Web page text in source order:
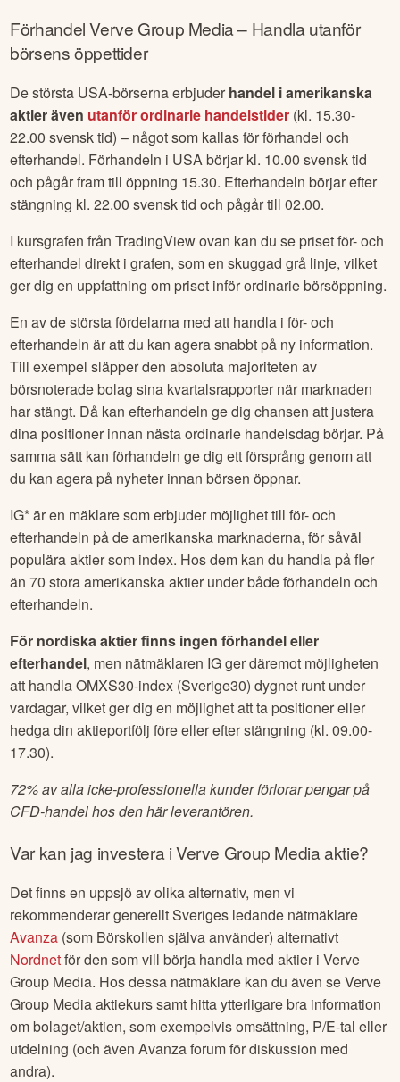
FörhandelVerve Group Media– Handla utanför
börsens öppettider
De största USA-börserna erbjuder handel i amerikanska
aktier även utanför ordinarie handelstider (kl. 15.30-
22.00 svensk tid) – något som kallas för förhandel och
efterhandel. Förhandeln i USA börjar kl. 10.00 svensk tid
och pågår fram till öppning 15.30. Efterhandeln börjar efter
stängning kl. 22.00 svensk tid och pågår till 02.00.
I kursgrafen från TradingView ovan kan du se priset för- och
efterhandel direkt i grafen, som en skuggad grå linje, vilket
ger dig en uppfattning om priset inför ordinarie börsöppning.
En av de största fördelarna med att handla i för- och
efterhandeln är att du kan agera snabbt på ny information.
Till exempel släpper den absoluta majoriteten av
börsnoterade bolag sina kvartalsrapporter när marknaden
har stängt. Då kan efterhandeln ge dig chansen att justera
dina positioner innan nästa ordinarie handelsdag börjar. På
samma sätt kan förhandeln ge dig ett försprång genom att
du kan agera på nyheter innan börsen öppnar.
IG* är en mäklare som erbjuder möjlighet till för- och
efterhandeln på de amerikanska marknaderna, för såväl
populära aktier som index. Hos dem kan du handla på fler
än 70 stora amerikanska aktier under både förhandeln och
efterhandeln.
För nordiska aktier finns ingen förhandel eller
efterhandel, men nätmäklaren IG ger däremot möjligheten
att handla OMXS30-index (Sverige30) dygnet runt under
vardagar, vilket ger dig en möjlighet att ta positioner eller
hedga din aktieportfölj före eller efter stängning (kl. 09.00-
17.30).
72% av alla icke-professionella kunder förlorar pengar på
CFD-handel hos den här leverantören.
Var kan jag investera iVerve Group Mediaaktie?
Det finns en uppsjö av olika alternativ, men vi
rekommenderar generellt Sveriges ledande nätmäklare
Avanza (som Börskollen själva använder) alternativt
Nordnetför den som vill börja handla med aktier iVerve
Group Media. Hos dessa nätmäklare kan du även seVerve
Group Mediaaktiekurs samt hitta ytterligare bra information
om bolaget/aktien, som exempelvis omsättning, P/E-tal eller
utdelning (och även Avanza forum för diskussion med
andra).